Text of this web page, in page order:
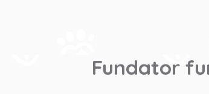
Fundator